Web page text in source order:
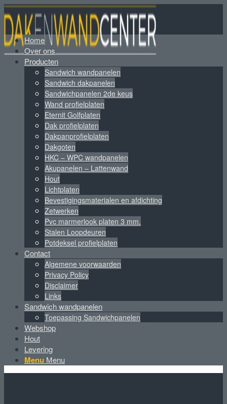
Home
Over ons
Producten
Sandwich wandpanelen
Sandwich dakpanelen
Sandwichpanelen 2de keus
Wand profielplaten
Eternit Golfplaten
Dak profielplaten
Dakpanprofielplaten
Dakgoten
HKC – WPC wandpanelen
Akupanelen – Lattenwand
Hout
Lichtplaten
Bevestigingsmaterialen en afdichting
Zetwerken
Pvc marmerlook platen 3 mm.
Stalen Loopdeuren
Potdeksel profielplaten
Contact
Algemene voorwaarden
Privacy Policy
Disclaimer
Links
Sandwich wandpanelen
Toepassing Sandwichpanelen
Webshop
Hout
Levering
Menu Menu